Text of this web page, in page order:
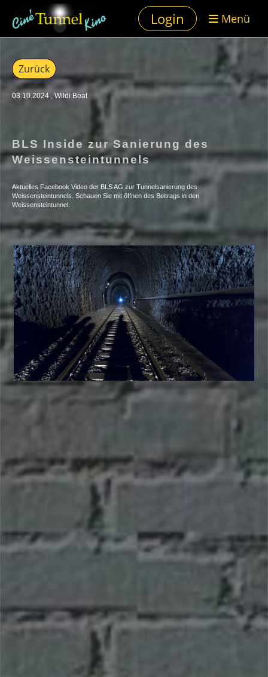
Login Menü
Zurück
03.10.2024 , Wildi Beat
BLS Inside zur Sanierung des
Weissensteintunnels
Aktuelles Facebook Video der BLS AG zur Tunnelsanierung des
Weissensteintunnels. Schauen Sie mit öffnen des Beitrags in den
Weissensteintunnel.